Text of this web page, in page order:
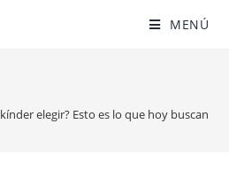
MENÚ
elegir? Esto es lo que hoy buscan